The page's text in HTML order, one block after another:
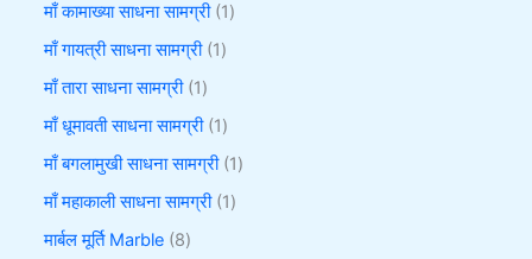
माँ कामाख्या साधना सामग्री 1
माँ गायत्री साधना सामग्री 1
माँ तारा साधना सामग्री 1
माँ धूमावती साधना सामग्री 1
माँ बगलामुखी साधना सामग्री 1
माँ महाकाली साधना सामग्री 1
मार्बल मूर्ति Marble 8